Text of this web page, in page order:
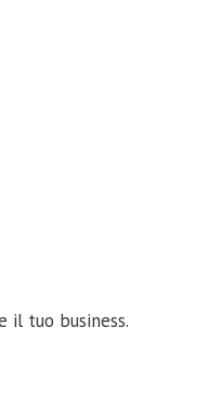
il tuo business.